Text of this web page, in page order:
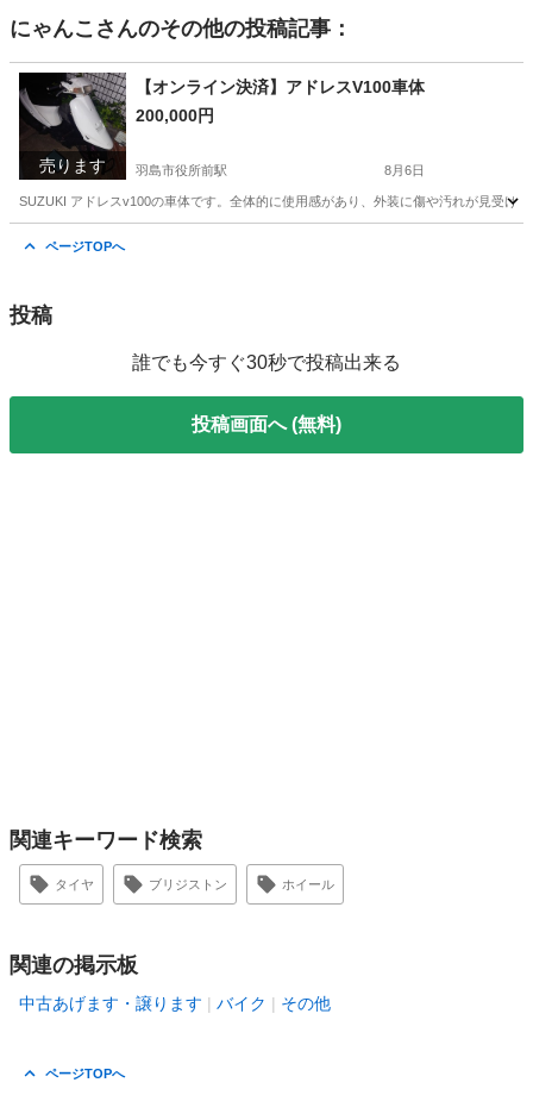
にゃんこ さんのその他の投稿記事：
売ります
【オンライン決済】アドレスV100車体
200,000円
羽島市役所前駅 8月6日
SUZUKI アドレスv100の車体です。全体的に使用感があり、外装に傷や汚れが見受け
ページTOPへ
投稿
誰でも今すぐ30秒で投稿出来る
投稿画面へ (無料)
関連キーワード検索
タイヤ ブリジストン ホイール
関連の掲示板
中古あげます・譲ります バイク その他
ページTOPへ